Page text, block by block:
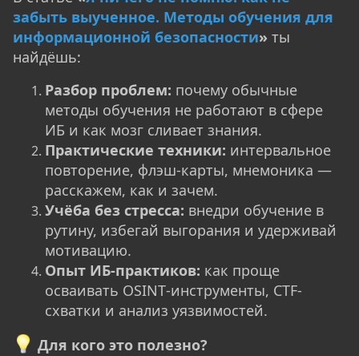
забыть выученное. Методы обучения для
информационной безопасности» ты
найдёшь:
Разбор проблем: почему обычные
методы обучения не работают в сфере
ИБ и как мозг сливает знания.
Практические техники: интервальное
повторение, флэш-карты, мнемоника —
расскажем, как и зачем.
Учёба без стресса: внедри обучение в
рутину, избегай выгорания и удерживай
мотивацию.
Опыт ИБ‑практиков: как проще
осваивать OSINT‑инструменты, CTF-
схватки и анализ уязвимостей.
Для кого это полезно?